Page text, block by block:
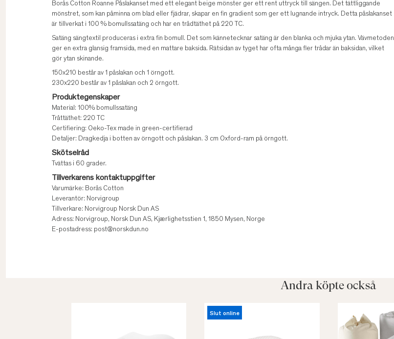
Borås Cotton Roanne Påslakanset med ett elegant beige mönster ger ett rent uttryck till sängen. Det tättliggande
mönstret, som kan påminna om blad eller fjädrar, skapar en fin gradient som ger ett lugnande intryck. Detta påslakanset
är tillverkat i 100 % bomullssatäng och har en trådtäthet på 220 TC.
Satäng sängtextil produceras i extra fin bomull. Det som kännetecknar satäng är den blanka och mjuka ytan. Vävmetoden
ger en extra glansig framsida, med en mattare baksida. Rätsidan av tyget har ofta många fler trådar än baksidan, vilket
gör ytan skinande.
150x210 består av 1 påslakan och 1 örngott.
230x220 består av 1 påslakan och 2 örngott.
Produktegenskaper
Material: 100% bomullssatäng
Tråttäthet: 220 TC
Certifiering: Oeko-Tex made in green-certifierad
Detaljer: Dragkedja i botten av örngott och påslakan. 3 cm Oxford-ram på örngott.
Skötselråd
Tvättas i 60 grader.
Tillverkarens kontaktuppgifter
Varumärke: Borås Cotton
Leverantör: Norvigroup
Tillverkare: Norvigroup Norsk Dun AS
Adress: Norvigroup, Norsk Dun AS, Kjærlighetsstien 1, 1850 Mysen, Norge
E-postadress: post@norskdun.no
Andra köpte också
Slut online